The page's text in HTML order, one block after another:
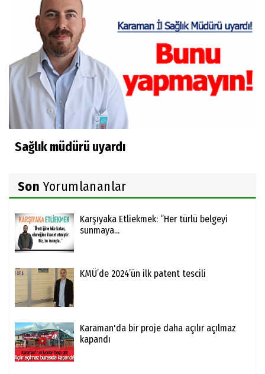
Sağlık müdürü uyardı
Son Yorumlananlar
Karşıyaka Etliekmek: ‘’Her türlü belgeyi
sunmaya...
KMÜ’de 2024’ün ilk patent tescili
Karaman'da bir proje daha açılır açılmaz
kapandı